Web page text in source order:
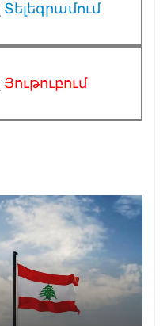
Տելեգրամում
Յութուբում